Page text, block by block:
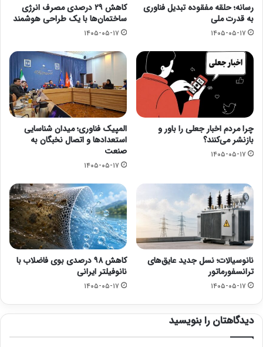
رسانه؛ حلقه مفقوده تبدیل فناوری
به قدرت ملی
۱۴۰۵-۰۵-۱۷
کاهش ۲۹ درصدی مصرف انرژی
ساختمان‌ها با یک طراحی هوشمند
۱۴۰۵-۰۵-۱۷
چرا مردم اخبار جعلی را باور و
بازنشر می‌کنند؟
۱۴۰۵-۰۵-۱۷
المپیک فناوری؛ میدان شناسایی
استعدادها و اتصال نخبگان به
صنعت
۱۴۰۵-۰۵-۱۷
نانوسیالات؛ نسل جدید عایق‌های
ترانسفورماتور
۱۴۰۵-۰۵-۱۷
کاهش ۹۸ درصدی بوی فاضلاب با
نانوفیلتر ایرانی
۱۴۰۵-۰۵-۱۷
دیدگاهتان را بنویسید